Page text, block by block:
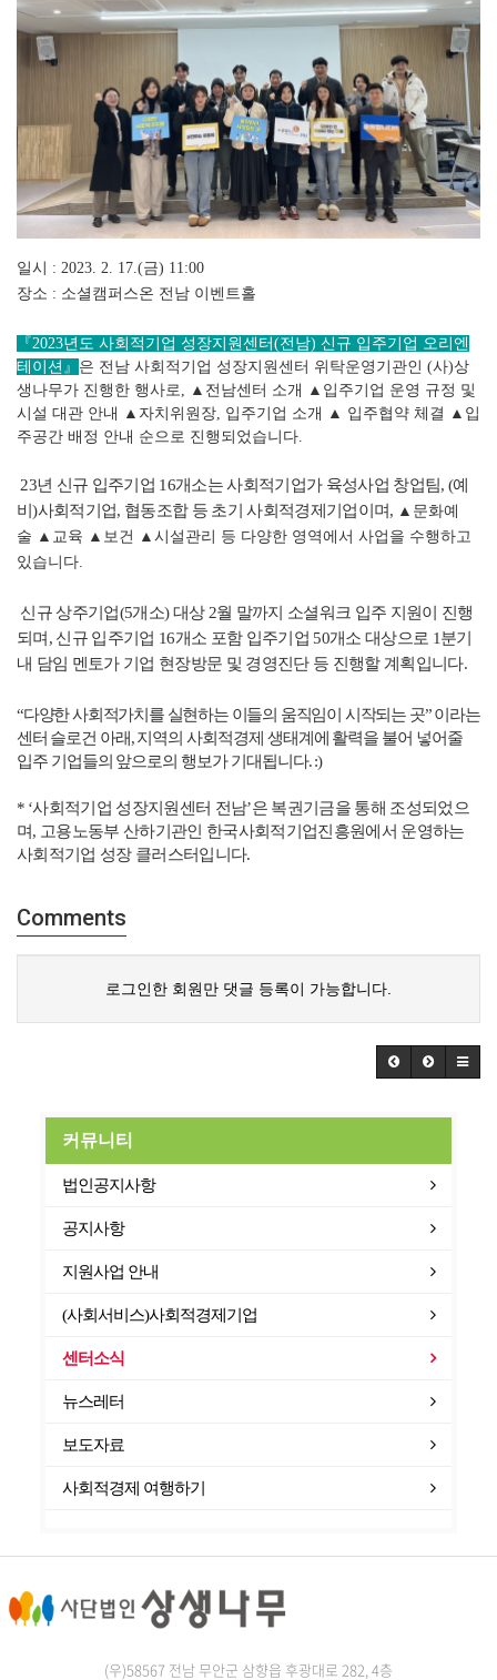
일시 : 2023. 2. 17.(금) 11:00
장소 : 소셜캠퍼스온 전남 이벤트홀
『2023년도 사회적기업 성장지원센터(전남) 신규 입주기업 오리엔
테이션 』 은 전남 사회적기업 성장지원센터 위탁운영기관인 (사)상
생나무가 진행한 행사로,
▲전남센터 소개 ▲입주기업 운영 규정 및
시설 대관 안내 ▲자치위원장, 입주기업 소개 ▲ 입주협약 체결 ▲입
주공간 배정 안내 순으로 진행되었습니다.
23년 신규 입주기업 16개소는 사회적기업가 육성사업 창업팀, (예
비)사회적기업, 협동조합 등 초기 사회적경제기업이며, ▲문화예
술 ▲교육 ▲보건 ▲시설관리 등 다양한 영역에서 사업을 수행하고
있습니다.
신규 상주기업(5개소) 대상 2월 말까지 소셜워크 입주 지원이 진행
되며, 신규 입주기업 16개소 포함 입주기업 50개소 대상으로 1분기
내 담임 멘토가 기업 현장방문 및 경영진단 등 진행할 계획입니다.
“다양한 사회적가치를 실현하는 이들의 움직임이 시작되는 곳”이라는
센터 슬로건 아래, 지역의 사회적경제 생태계에 활력을 불어 넣어줄
입주 기업들의 앞으로의 행보가 기대됩니다. :)
* ‘사회적기업 성장지원센터 전남’은 복권기금을 통해 조성되었으
며, 고용노동부 산하기관인 한국사회적기업진흥원에서 운영하는
사회적기업 성장 클러스터입니다.
Comments
로그인한 회원만 댓글 등록이 가능합니다.
커뮤니티
법인공지사항
공지사항
지원사업 안내
(사회서비스)사회적경제기업
센터소식
뉴스레터
보도자료
사회적경제 여행하기
(우)58567 전남 무안군 삼향읍 후광대로 282, 4층